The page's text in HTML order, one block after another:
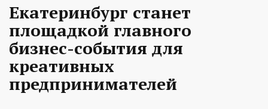
Екатеринбург станет
площадкой главного
бизнес-события для
креативных
предпринимателей